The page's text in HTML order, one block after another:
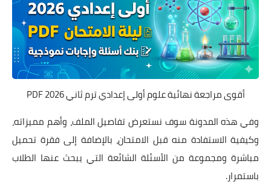
أقوى مراجعة نهائية علوم أولى إعدادي ترم ثاني 2026 PDF
وفي هذه المدونة سوف نستعرض تفاصيل الملف، وأهم مميزاته،
وكيفية الاستفادة منه قبل الامتحان، بالإضافة إلى فقرة تحميل
مباشرة ومجموعة من الأسئلة الشائعة التي يبحث عنها الطلاب
باستمرار.